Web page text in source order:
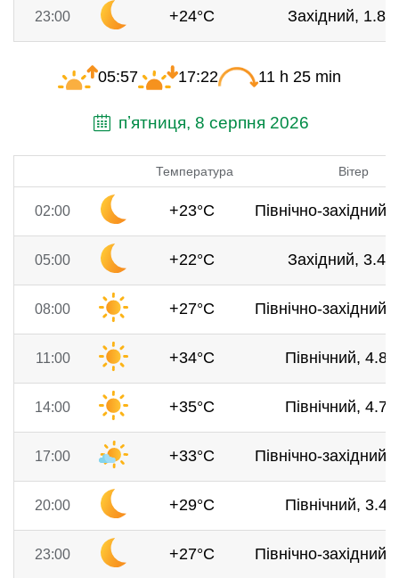
23:00 +24°C Західний, 1.8
05:57 17:22 11 h 25 min
пʼятниця, 8 серпня 2026
Температура Вітер
02:00 +23°C Північно-
05:00 +22°C Західний, 3.4
08:00 +27°C Північно-
11:00 +34°C Північний, 4.8
14:00 +35°C Північний, 4.7
17:00 +33°C Північно-
20:00 +29°C Північний, 3.4
23:00 +27°C Північно-